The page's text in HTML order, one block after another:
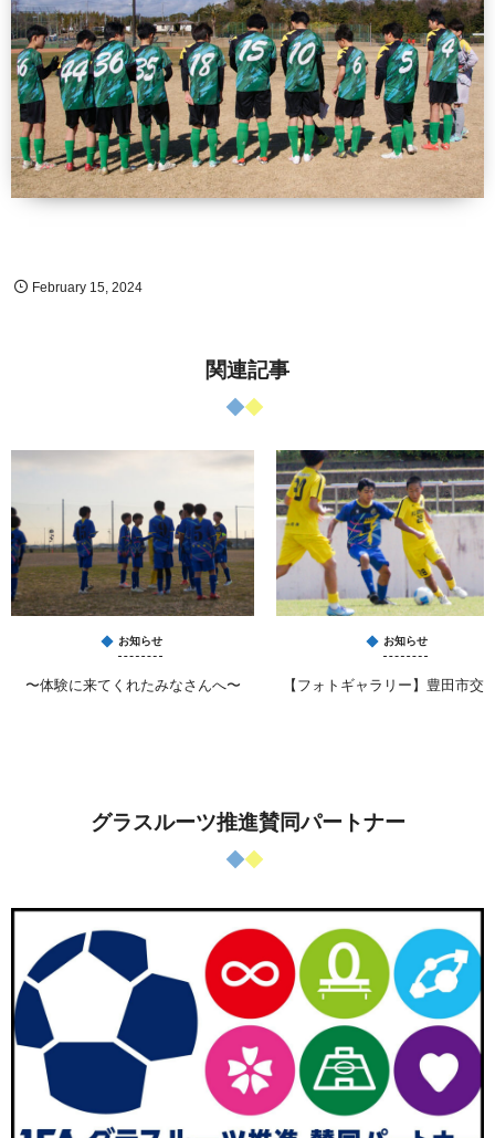
February 15 ,2024
関連記事
お知らせ
〜体験に来てくれたみなさんへ〜
お知らせ
【フォトギャラリー】豊田市交
グラスルーツ推進賛同パートナー